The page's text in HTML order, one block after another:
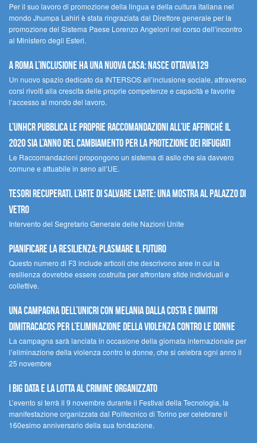
Per il suo lavoro di promozione della lingua e della cultura italiana nel
mondo Jhumpa Lahiri è stata ringraziata dal Direttore generale per la
promozione del Sistema Paese Lorenzo Angeloni nel corso dell’incontro
al Ministero degli Esteri.
A Roma l’inclusione ha una nuova casa: nasce Ottavia129
Un nuovo spazio dedicato da INTERSOS all’inclusione sociale, attraverso
corsi rivolti alla crescita delle proprie competenze e capacità e favorire
l’accesso al mondo del lavoro.
L’UNHCR pubblica le proprie raccomandazioni all’UE affinché il
2020 sia l’anno del cambiamento per la protezione dei rifugiati
Le Raccomandazioni propongono un sistema di asilo che sia davvero
comune e attuabile in seno all’UE.
Tesori recuperati, l’arte di salvare l’arte: una mostra al Palazzo di
Vetro
Intervento del Segretario Generale delle Nazioni Unite
Pianificare la resilienza: plasmare il futuro
Questo numero di F3 include articoli che descrivono aree in cui la
resilienza dovrebbe essere costruita per affrontare sfide individuali e
collettive.
Una campagna dell’UNICRI con Melania Dalla Costa e Dimitri
Dimitracacos per l’eliminazione della violenza contro le donne
La campagna sarà lanciata in occasione della giornata internazionale per
l’eliminazione della violenza contro le donne, che si celebra ogni anno il
25 novembre
I Big Data e la lotta al crimine organizzato
L’evento si terrà il 9 novembre durante il Festival della Tecnologia, la
manifestazione organizzata dal Politecnico di Torino per celebrare il
160esimo anniversario della sua fondazione.